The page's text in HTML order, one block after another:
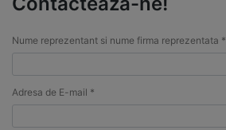
Nume reprezentant si nume firma reprezentata *
Adresa de E-mail *